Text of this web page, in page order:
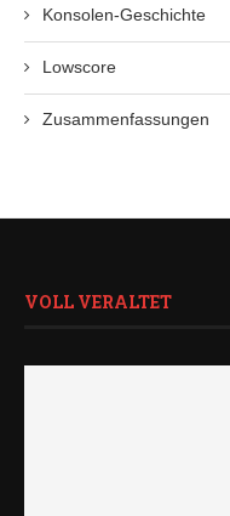
Konsolen-Geschichte
Lowscore
Zusammenfassungen
VOLL VERALTET